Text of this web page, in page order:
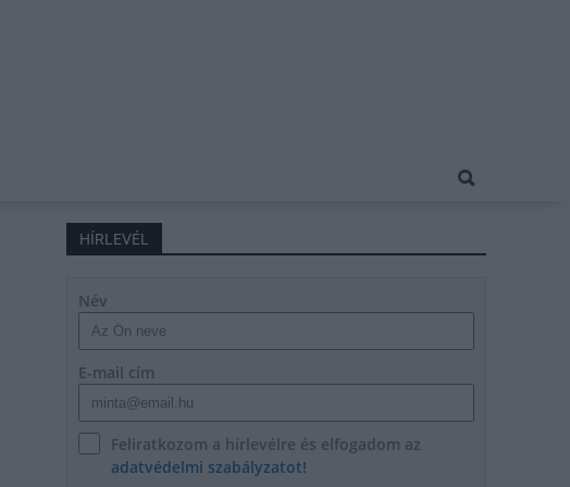
HÍRLEVÉL
Név
E-mail cím
Feliratkozom a hírlevélre és elfogadom az
adatvédelmi szabályzatot!